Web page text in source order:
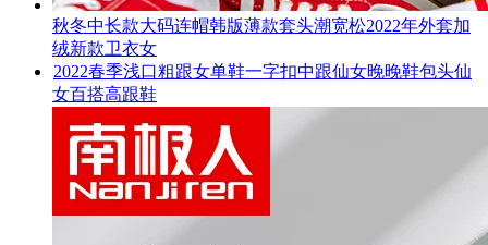
秋冬中长款大码连帽韩版薄款套头潮宽松2022年外套加
绒新款卫衣女
2022春季浅口粗跟女单鞋一字扣中跟仙女晚晚鞋包头仙
女百搭高跟鞋